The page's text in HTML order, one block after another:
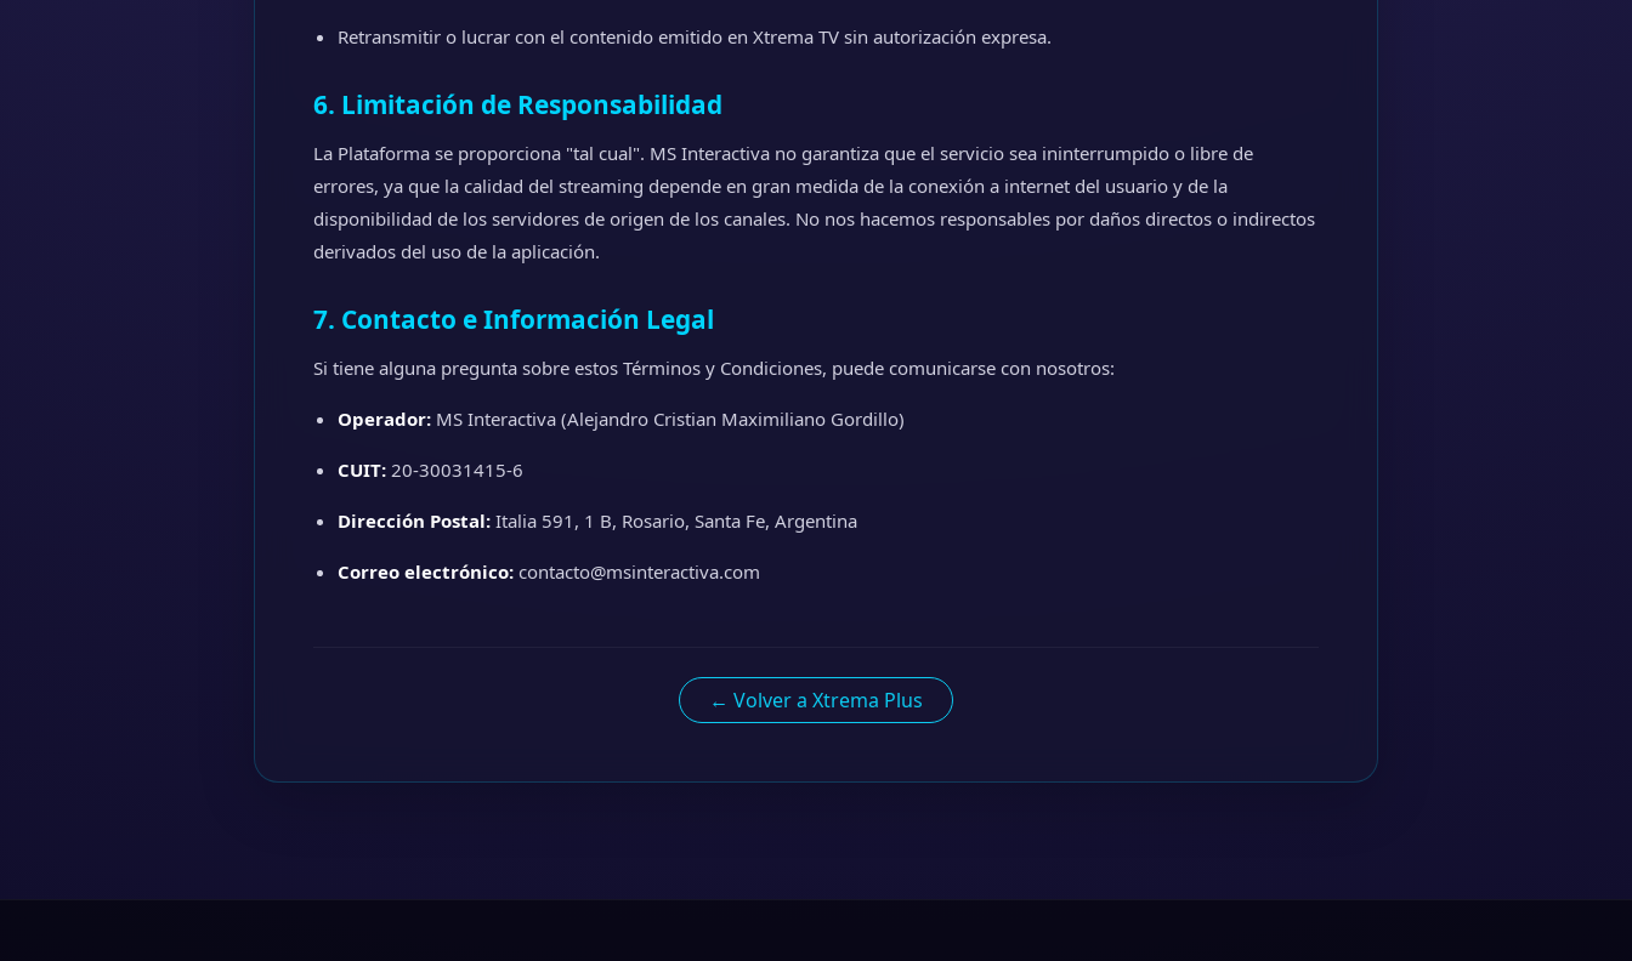
Retransmitir o lucrar con el contenido emitido en Xtrema TV sin autorización expresa.
6. Limitación de Responsabilidad
La Plataforma se proporciona "tal cual". MS Interactiva no garantiza que el servicio sea ininterrumpido o libre de
errores, ya que la calidad del streaming depende en gran medida de la conexión a internet del usuario y de la
disponibilidad de los servidores de origen de los canales. No nos hacemos responsables por daños directos o indirectos
derivados del uso de la aplicación.
7. Contacto e Información Legal
Si tiene alguna pregunta sobre estos Términos y Condiciones, puede comunicarse con nosotros:
Operador: MS Interactiva (Alejandro Cristian Maximiliano Gordillo)
CUIT: 20-30031415-6
Dirección Postal: Italia 591, 1 B, Rosario, Santa Fe, Argentina
Correo electrónico: contacto@msinteractiva.com
← Volver a Xtrema Plus